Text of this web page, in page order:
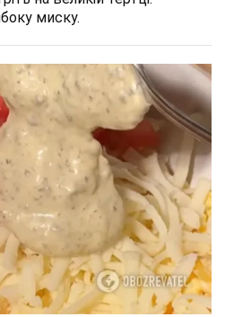
миску.